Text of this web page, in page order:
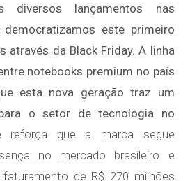
diversos lançamentos nas
este primeiro
através da Black Friday. A linha
notebooks premium no país
esta nova geração traz um
o setor de tecnologia no
reforça que a marca segue
no mercado brasileiro e
de R$ 270 milhões